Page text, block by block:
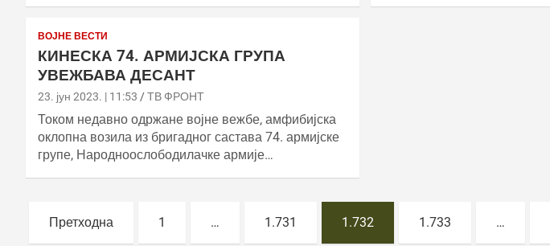
ВОЈНЕ ВЕСТИ
КИНЕСКА 74. АРМИЈСКА ГРУПА
УВЕЖБАВА ДЕСАНТ
23. јун 2023. | 11:53 ТВ ФРОНТ
Током недавно одржане војне вежбе, амфибијска
оклопна возила из бригадног састава 74. армијске
групе, Народноослободилачке армије…
Постс
пагинатион
Претходна 1 … 1.731 1.732 1.733 …